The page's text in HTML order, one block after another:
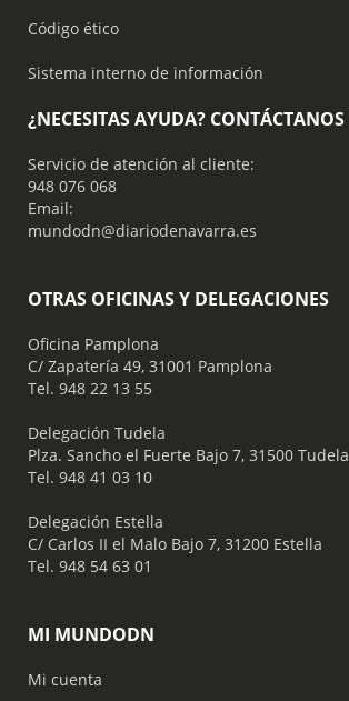
Código ético
Sistema interno de información
¿NECESITAS AYUDA? CONTÁCTANOS
Servicio de atención al cliente:
948 076 068
Email:
mundodn@diariodenavarra.es
OTRAS OFICINAS Y DELEGACIONES
Oficina Pamplona
C/ Zapatería 49, 31001 Pamplona
Tel. 948 22 13 55
​ Delegación Tudela
Plza. Sancho el Fuerte Bajo 7, 31500 Tudela
Tel. 948 41 03 10
​ Delegación Estella
C/ Carlos II el Malo Bajo 7, 31200 Estella
Tel. 948 54 63 01
MI MUNDODN
Mi cuenta